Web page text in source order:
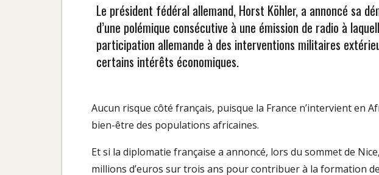
Le président fédéral allemand, Horst Köhler, a annoncé sa
d’une polémique consécutive à une émission de radio à
participation allemande à des interventions militaires
certains intérêts économiques.
Aucun risque côté français, puisque la France n’intervient en
bien-être des populations africaines.
Et si la diplomatie française a annoncé, lors du sommet de
millions d’euros sur trois ans pour contribuer à la formation